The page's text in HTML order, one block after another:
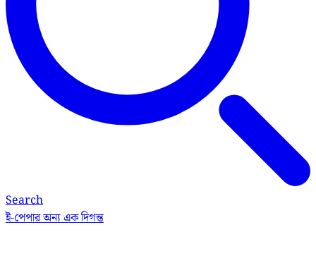
Search
ই-পেপারঅন্য এক দিগন্ত